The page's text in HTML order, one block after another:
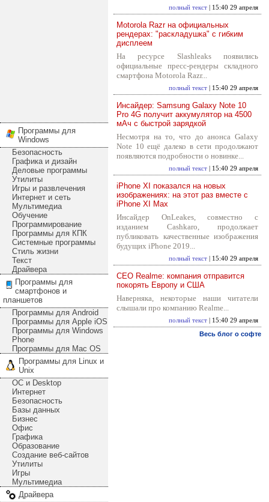
Программы для
Windows
Безопасность
Графика и дизайн
Деловые программы
Утилиты
Игры и развлечения
Интернет и сеть
Мультимедиа
Обучение
Программирование
Программы для КПК
Системные программы
Стиль жизни
Текст
Драйвера
Программы для
смартфонов и
планшетов
Программы для Android
Программы для Apple iOS
Программы для Windows
Phone
Программы для Mac OS
Программы для Linux и
Unix
ОС и Desktop
Интернет
Безопасность
Базы данных
Бизнес
Офис
Графика
Образование
Создание веб-сайтов
Утилиты
Игры
Мультимедиа
Драйвера
полный текст | 15:40 29 апреля
Motorola Razr на официальных
рендерах: "раскладушка" с гибким
дисплеем
На ресурсе Slashleaks появились
официальные пресс-рендеры складного
смартфона Motorola Razr...
полный текст | 15:40 29 апреля
Инсайдер: Samsung Galaxy Note 10
Pro 4G получит аккумулятор на 4500
мАч с быстрой зарядкой
Несмотря на то, что до анонса Galaxy
Note 10 ещё далеко в сети продолжают
появляются подробности о новинке...
полный текст | 15:40 29 апреля
iPhone XI показался на новых
изображениях: на этот раз вместе с
iPhone XI Max
Инсайдер OnLeakes, совместно с
изданием Cashkaro, продолжает
публиковать качественные изображения
будущих iPhone 2019...
полный текст | 15:40 29 апреля
CEO Realme: компания отправится
покорять Европу и США
Наверняка, некоторые наши читатели
слышали про компанию Realme...
полный текст | 15:40 29 апреля
Весь блог о софте